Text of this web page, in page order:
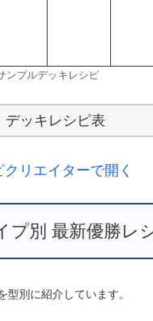
ンプルデッキレシピ
デッキレシピ表
クリエイターで開く
プ別 最新優勝レ
別に紹介しています。